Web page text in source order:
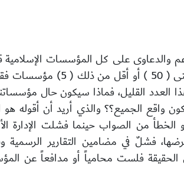
والدعاوى على كل المؤسسات الإسلامية
مركز إسلامي فقط، أو
القليل، فماذا سيكون حال
الجميع؟؟ والذي أريد أن أقوله هو
فشلٌ في مضامين التقارير الرسمية
الحقيقة فلست محامياً أو مدافعاً عن